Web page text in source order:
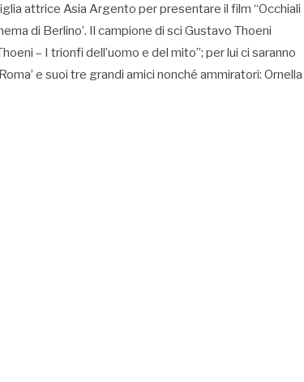
attrice Asia Argento per presentare il film “Occhiali
di Berlino’. Il campione di sci Gustavo Thoeni
– I trionfi dell’uomo e del mito”; per lui ci saranno
e suoi tre grandi amici nonché ammiratori: Ornella